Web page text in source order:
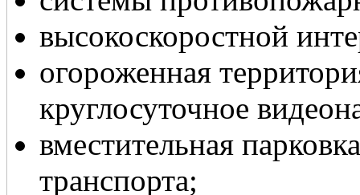
высокоскоростной
огороженная
круглосуточное
вместительная
транспорта;